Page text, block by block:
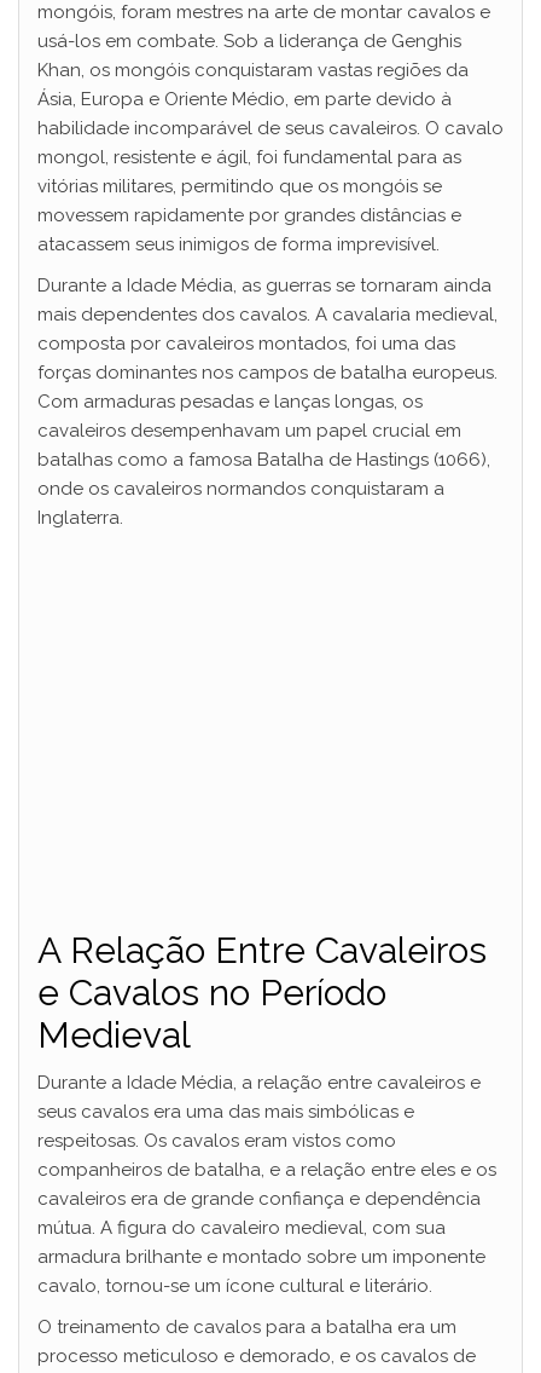
mongóis, foram mestres na arte de montar cavalos e
usá-los em combate. Sob a liderança de Genghis
Khan, os mongóis conquistaram vastas regiões da
Ásia, Europa e Oriente Médio, em parte devido à
habilidade incomparável de seus cavaleiros. O cavalo
mongol, resistente e ágil, foi fundamental para as
vitórias militares, permitindo que os mongóis se
movessem rapidamente por grandes distâncias e
atacassem seus inimigos de forma imprevisível.
Durante a Idade Média, as guerras se tornaram ainda
mais dependentes dos cavalos. A cavalaria medieval,
composta por cavaleiros montados, foi uma das
forças dominantes nos campos de batalha europeus.
Com armaduras pesadas e lanças longas, os
cavaleiros desempenhavam um papel crucial em
batalhas como a famosa Batalha de Hastings (1066),
onde os cavaleiros normandos conquistaram a
Inglaterra.
A Relação Entre Cavaleiros
e Cavalos no Período
Medieval
Durante a Idade Média, a relação entre cavaleiros e
seus cavalos era uma das mais simbólicas e
respeitosas. Os cavalos eram vistos como
companheiros de batalha, e a relação entre eles e os
cavaleiros era de grande confiança e dependência
mútua. A figura do cavaleiro medieval, com sua
armadura brilhante e montado sobre um imponente
cavalo, tornou-se um ícone cultural e literário.
O treinamento de cavalos para a batalha era um
processo meticuloso e demorado, e os cavalos de